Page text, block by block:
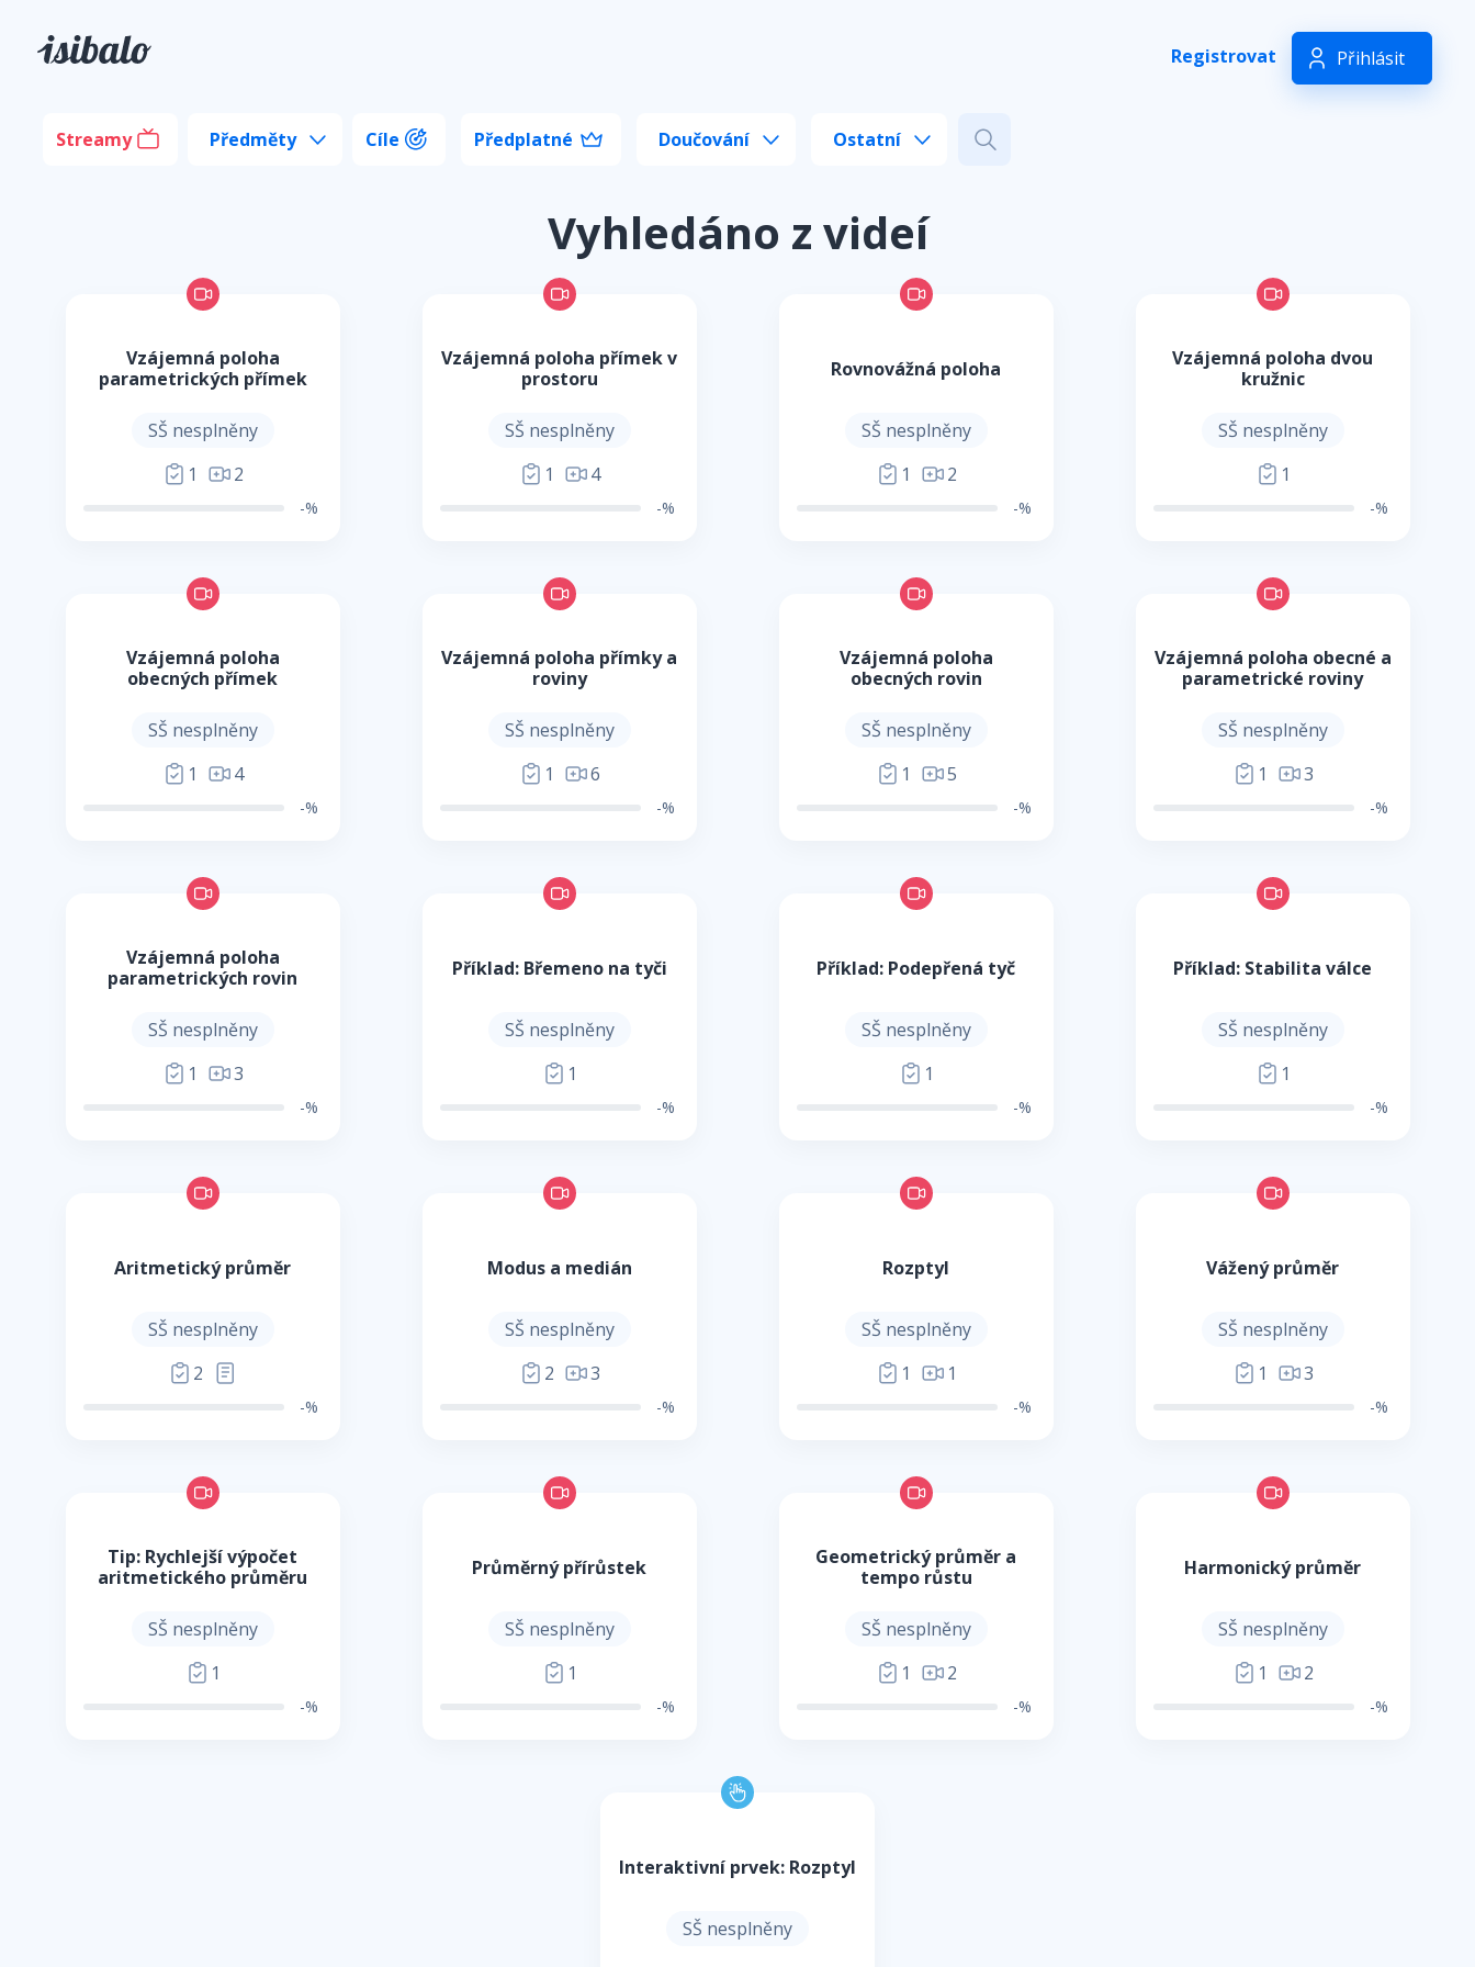
Registrovat Přihlásit
Streamy Předměty Cíle Předplatné Doučování Ostatní
Vyhledáno z videí
Vzájemná poloha
parametrických přímek
SŠ nesplněny
1
2
-%
Vzájemná poloha přímek v
prostoru
SŠ nesplněny
1
4
-%
Rovnovážná poloha
SŠ nesplněny
1
2
-%
Vzájemná poloha dvou
kružnic
SŠ nesplněny
1
-%
Vzájemná poloha
obecných přímek
SŠ nesplněny
1
4
-%
Vzájemná poloha přímky a
roviny
SŠ nesplněny
1
6
-%
Vzájemná poloha
obecných rovin
SŠ nesplněny
1
5
-%
Vzájemná poloha obecné a
parametrické roviny
SŠ nesplněny
1
3
-%
Vzájemná poloha
parametrických rovin
SŠ nesplněny
1
3
-%
Příklad: Břemeno na tyči
SŠ nesplněny
1
-%
Příklad: Podepřená tyč
SŠ nesplněny
1
-%
Příklad: Stabilita válce
SŠ nesplněny
1
-%
Aritmetický průměr
SŠ nesplněny
2
-%
Modus a medián
SŠ nesplněny
2
3
-%
Rozptyl
SŠ nesplněny
1
1
-%
Vážený průměr
SŠ nesplněny
1
3
-%
Tip: Rychlejší výpočet
aritmetického průměru
SŠ nesplněny
1
-%
Průměrný přírůstek
SŠ nesplněny
1
-%
Geometrický průměr a
tempo růstu
SŠ nesplněny
1
2
-%
Harmonický průměr
SŠ nesplněny
1
2
-%
Interaktivní prvek: Rozptyl
SŠ nesplněny